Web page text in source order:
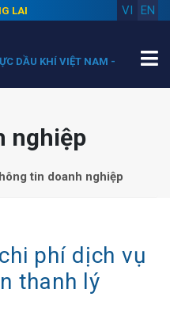
LAI EN
VI
DẦU KHÍ VIỆT NAM -
nghiệp
tin doanh nghiệp
phí dịch vụ
thanh lý